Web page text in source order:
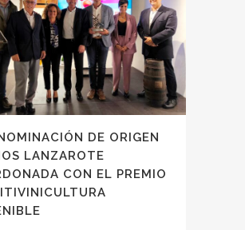
DE ORIGEN
LANZAROTE
CON EL PREMIO